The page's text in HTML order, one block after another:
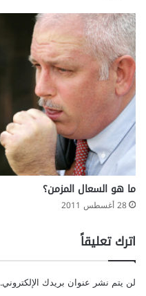
ما هو السعال المزمن؟
28 أغسطس 2011
اترك تعليقاً
لن يتم نشر عنوان بريدك الإلكتروني.